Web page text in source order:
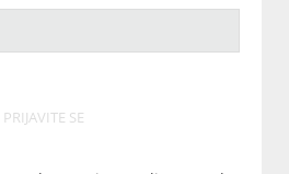
PRIJAVITE SE